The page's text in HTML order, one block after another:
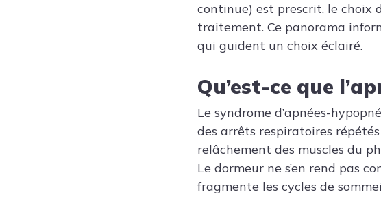
continue) est prescrit, le choix
traitement. Ce panorama
qui guident un choix éclairé.
Qu’est-ce que
Le syndrome d’apnées-
des arrêts respiratoires
relâchement des muscles du
Le dormeur ne s’en rend pas
fragmente les cycles de